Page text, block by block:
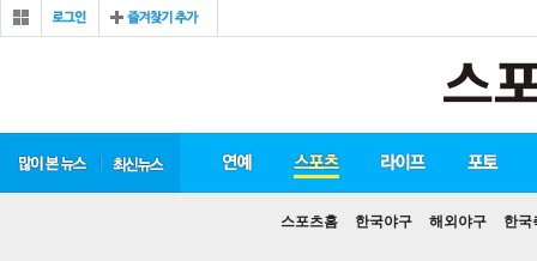
스포츠홈 한국야구 해외야구 한국